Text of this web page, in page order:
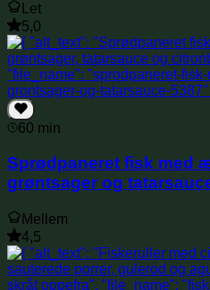
Let
5,0
60 min
Sprødpaneret fisk med
grøntsager og
Mellem
4,5